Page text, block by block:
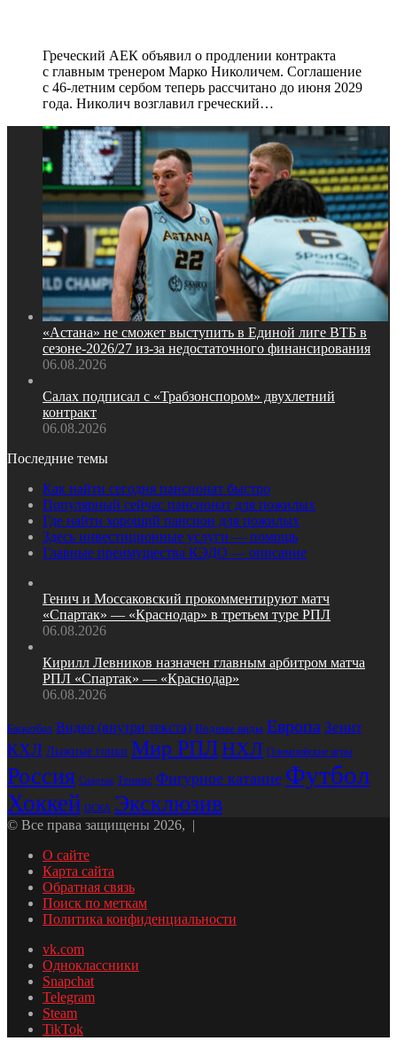
Греческий АЕК объявил о продлении контракта
с главным тренером Марко Николичем. Соглашение
с 46‑летним сербом теперь рассчитано до июня 2029
года. Николич возглавил греческий…
«Астана» не сможет выступить в Единой лиге ВТБ в
сезоне‑2026/27 из‑за недостаточного финансирования
06.08.2026
Салах подписал с «Трабзонспором» двухлетний
контракт
06.08.2026
Последние темы
Как найти сегодня пансионат быстро
Популярный сейчас пансионат для пожилых
Где найти хороший пансион для пожилых
Здесь инвестиционные услуги — помощь
Главные преимущества КЭДО — описание
Генич и Моссаковский прокомментируют матч
«Спартак» — «Краснодар» в третьем туре РПЛ
06.08.2026
Кирилл Левников назначен главным арбитром матча
РПЛ «Спартак» — «Краснодар»
06.08.2026
Баскетбол Видео (внутри текста) Водные виды Европа Зенит
КХЛ Лыжные гонки Мир РПЛНХЛ Олимпийские игры
Россия Спартак Теннис Фигурное катание Футбол
Хоккей ЦСКА Эксклюзив
© Все права защищены 2026, |
О сайте
Карта сайта
Обратная связь
Поиск по меткам
Политика конфиденциальности
vk.com
Одноклассники
Snapchat
Telegram
Steam
TikTok